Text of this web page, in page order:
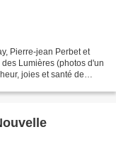
Pierre-jean Perbet et
Lumières (photos d'un
joies et santé de